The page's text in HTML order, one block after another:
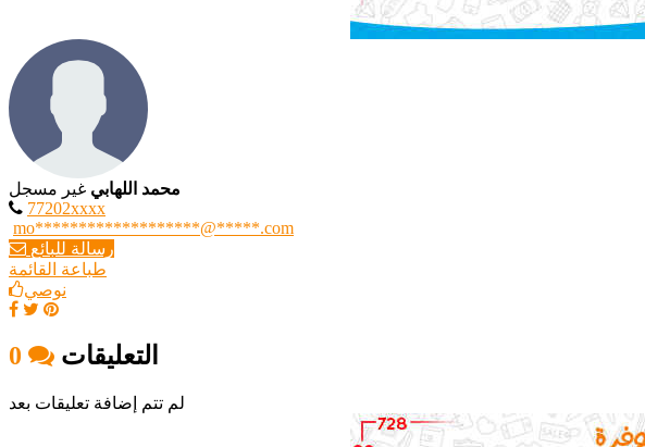
محمد اللهابي غير مسجل
77202xxxx
mo*******************@*****.com
رسالة للبائع
طباعة القائمة
نوصي
التعليقات
لم تتم إضافة تعليقات بعد